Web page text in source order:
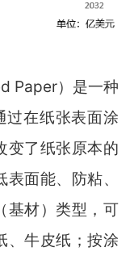
Paper）是一种
过在纸张表面涂
变了纸张原本的
面能、防粘、
基材）类型，可
、牛皮纸；按涂